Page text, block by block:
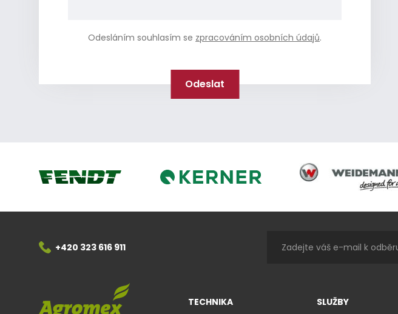
Odesláním souhlasím se zpracováním osobních údajů.
Fendt Kerner Weidemann
+420 323 616 911
TECHNIKA SLUŽBY